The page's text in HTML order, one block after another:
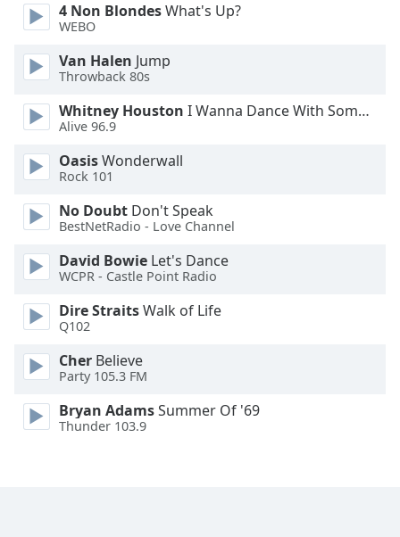
Opacity
Font
Size
Text
Edge
Style
Font
Done
Modal
Dialog
End
dialog
4 Non BlondesWhat's Up?
WEBO
Van Halen Jump
Throwback 80s
Whitney Houston I Wanna Dance With Somebody
Alive 96.9
OasisWonderwall
Rock 101
No Doubt Don't Speak
BestNetRadio - Love Channel
David Bowie Let's Dance
WCPR - Castle Point Radio
Dire StraitsWalk of Life
Q102
Cher Believe
Party 105.3 FM
Bryan AdamsSummer Of '69
Thunder 103.9